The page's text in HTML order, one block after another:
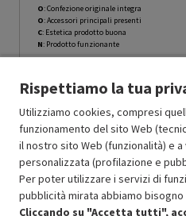
O: Confezione originale integra
O: Accessori principali presenti
C: Estetica prodotto buona
N: Prodotto funzionante
Ricondizionato Prezzo
59.49 a-30%
In Promozione 41.64
SCONTO
Rispettiamo la tua
Utilizziamo cookies, compresi
funzionamento del sito Web
il nostro sito Web (funzionalità) e
personalizzata (profilazione e
Per poter utilizzare i servizi di
pubblicità mirata abbiamo
Cliccando su "Accetta tutti",